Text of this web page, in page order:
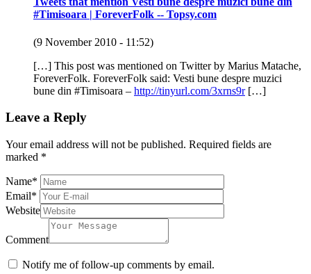
#Timisoara | ForeverFolk -- Topsy.com
(9 November 2010 - 11:52)
[…] This post was mentioned on Twitter by Marius Matache,
ForeverFolk. ForeverFolk said: Vesti bune despre muzici
bune din #Timisoara – http://tinyurl.com/3xrns9r[…]
Leave a Reply
Your email address will not be published. Required fields are
marked *
Name*
Email*
Website
Comment
Notify me of follow-up comments by email.